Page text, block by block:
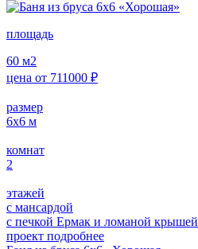
площадь
60 м2
цена от 711000 ₽
размер
6х6 м
комнат
2
этажей
с мансардой
с печкой Ермак и ломаной крышей
проект подробнее